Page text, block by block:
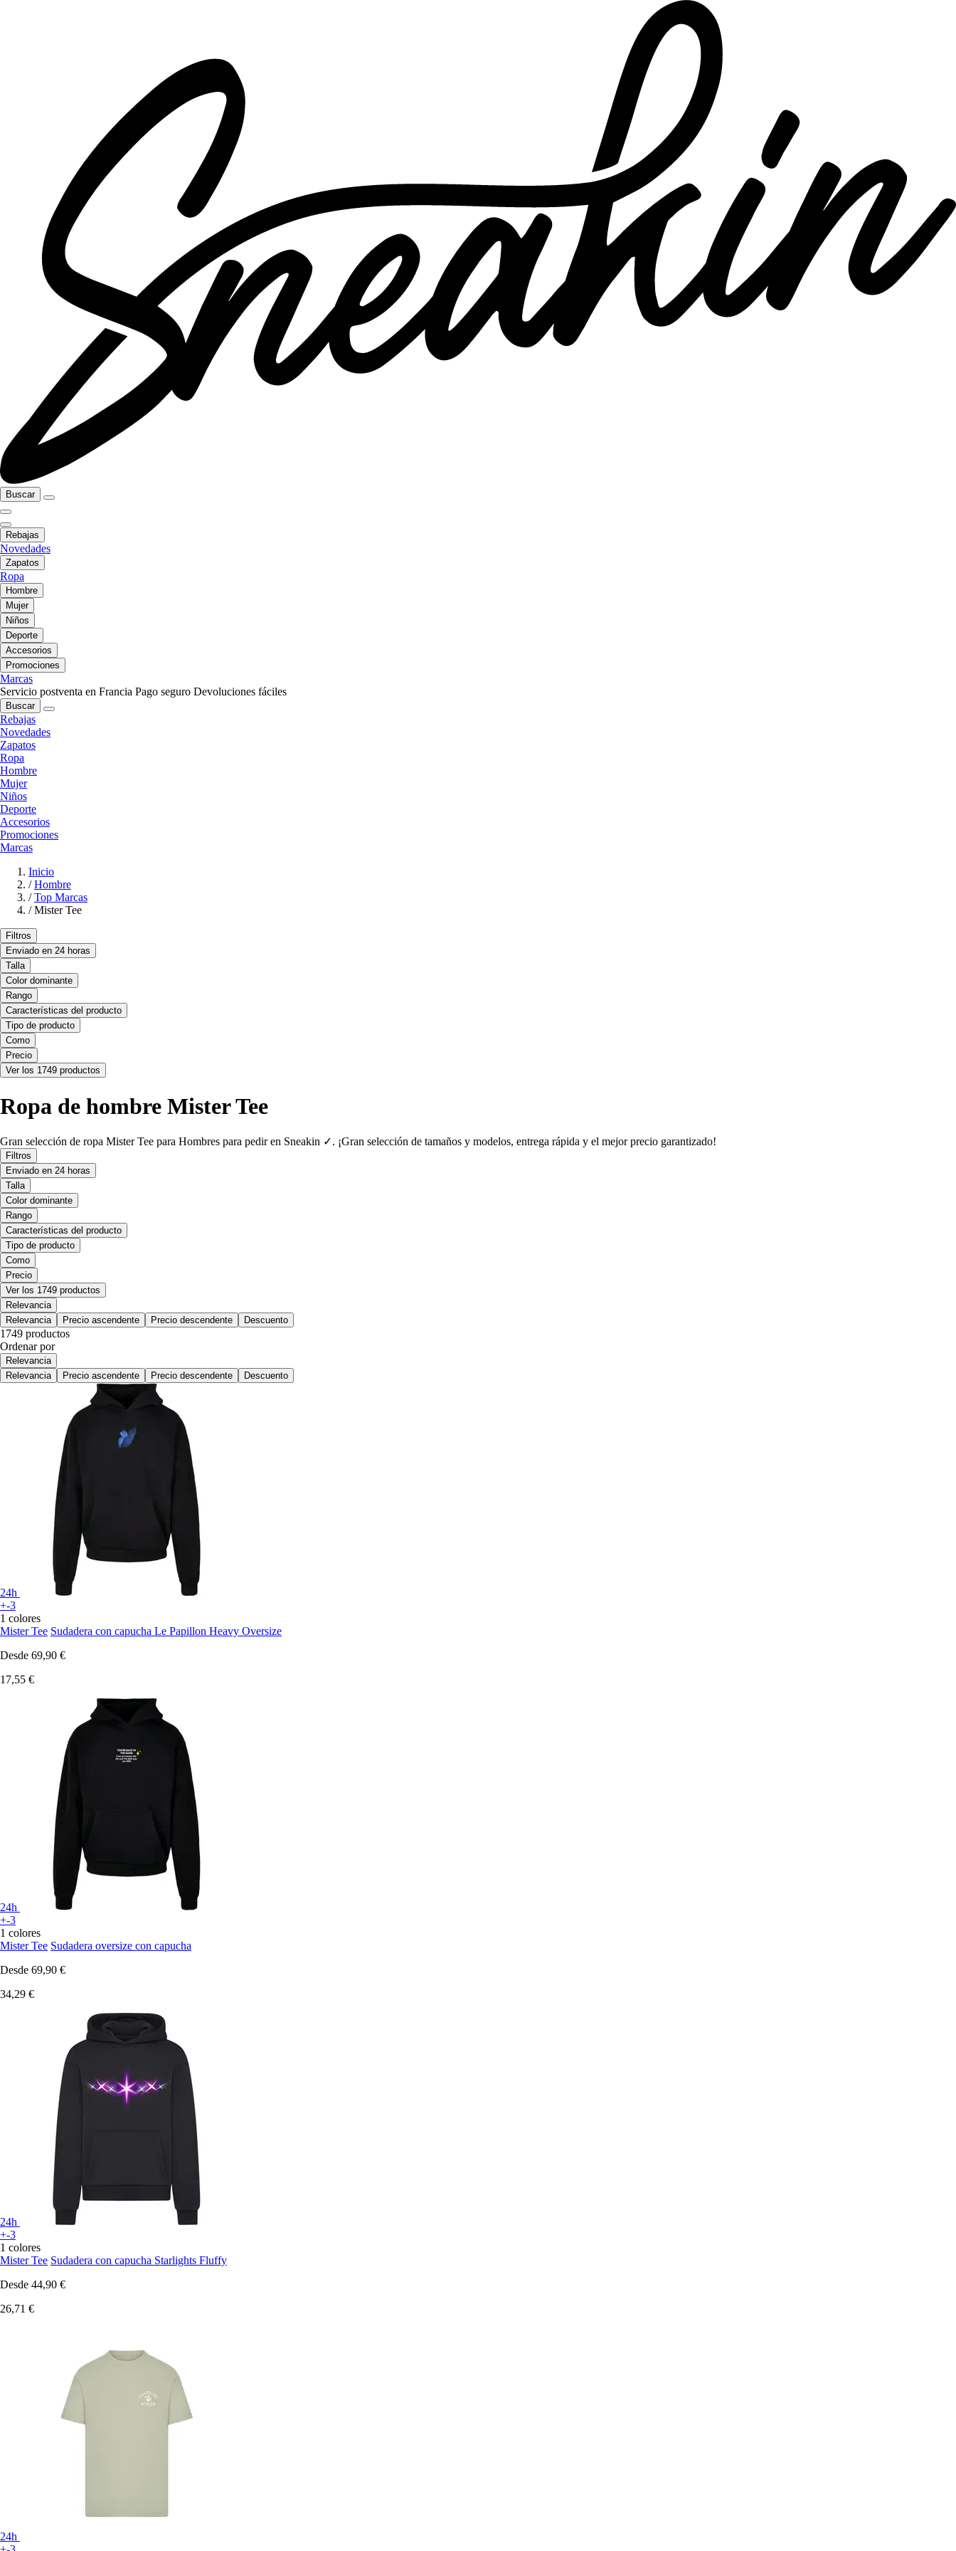
Buscar
Rebajas
Novedades
Zapatos
Ropa
Hombre
Mujer
Niños
Deporte
Accesorios
Promociones
Marcas
Servicio postventa en Francia Pago seguro Devoluciones fáciles
Buscar
Rebajas
Novedades
Zapatos
Ropa
Hombre
Mujer
Niños
Deporte
Accesorios
Promociones
Marcas
Inicio
/ Hombre
/ Top Marcas
/ Mister Tee
Filtros
Enviado en 24 horas
Talla
Color dominante
Rango
Características del producto
Tipo de producto
Como
Precio
Ver los 1749 productos
Ropa de hombre Mister Tee
Gran selección de ropa Mister Tee para Hombres para pedir en Sneakin ✓. ¡Gran selección de tamaños y modelos, entrega rápida y el mejor precio garantizado!
Filtros
Enviado en 24 horas
Talla
Color dominante
Rango
Características del producto
Tipo de producto
Como
Precio
Ver los 1749 productos
Relevancia
Relevancia
Precio ascendente Precio descendente Descuento
1749 productos
Ordenar por
Relevancia
Relevancia
Precio ascendente Precio descendente Descuento
24h
+-3
1 colores
Mister Tee Sudadera con capucha Le Papillon Heavy Oversize
Desde 69,90 €
17,55 €
24h
+-3
1 colores
Mister Tee Sudadera oversize con capucha
Desde 69,90 €
34,29 €
24h
+-3
1 colores
Mister Tee Sudadera con capucha Starlights Fluffy
Desde 44,90 €
26,71 €
24h